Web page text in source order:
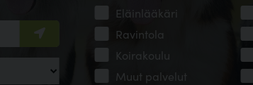
Eläinlääkäri
Ravintola
Koirakoulu
Muut palvelut